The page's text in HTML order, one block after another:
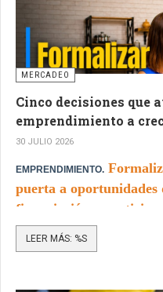
MERCADEO
Cinco decisiones que
emprendimiento a
30 JULIO 2026
EMPRENDIMIENTO.
puerta a oportunidades
financiación y
amplios.
LEER MÁS: %S